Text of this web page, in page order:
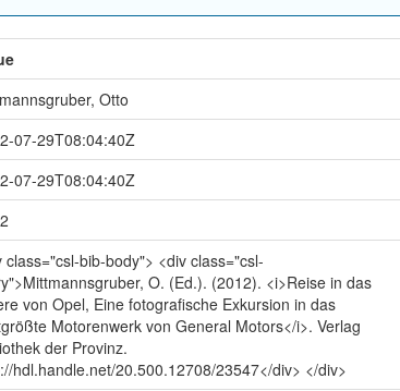
Otto
07-29T08:04:40Z
07-29T08:04:40Z
class="csl-bib-body"> <div class="csl-
O. (Ed.). (2012). <i>Reise in das
von Opel, Eine fotografische Exkursion in das
Motorenwerk von General Motors</i>. Verlag
der Provinz.
hdl.handle.net/20.500.12708/23547</div> </div>